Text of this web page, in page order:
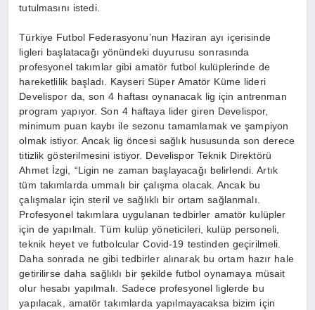
tutulmasını istedi.
Türkiye Futbol Federasyonu’nun Haziran ayı içerisinde
ligleri başlatacağı yönündeki duyurusu sonrasında
profesyonel takımlar gibi amatör futbol kulüplerinde de
hareketlilik başladı. Kayseri Süper Amatör Küme lideri
Develispor da, son 4 haftası oynanacak lig için antrenman
program yapıyor. Son 4 haftaya lider giren Develispor,
minimum puan kaybı ile sezonu tamamlamak ve şampiyon
olmak istiyor. Ancak lig öncesi sağlık hususunda son derece
titizlik gösterilmesini istiyor. Develispor Teknik Direktörü
Ahmet İzgi, “Ligin ne zaman başlayacağı belirlendi. Artık
tüm takımlarda ummalı bir çalışma olacak. Ancak bu
çalışmalar için steril ve sağlıklı bir ortam sağlanmalı.
Profesyonel takımlara uygulanan tedbirler amatör kulüpler
için de yapılmalı. Tüm kulüp yöneticileri, kulüp personeli,
teknik heyet ve futbolcular Covid-19 testinden geçirilmeli.
Daha sonrada ne gibi tedbirler alınarak bu ortam hazır hale
getirilirse daha sağlıklı bir şekilde futbol oynamaya müsait
olur hesabı yapılmalı. Sadece profesyonel liglerde bu
yapılacak, amatör takımlarda yapılmayacaksa bizim için